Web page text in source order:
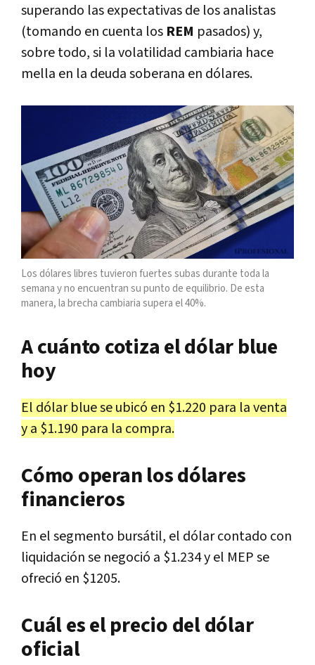
superando las expectativas de los analistas
(tomando en cuenta los REM pasados) y,
sobre todo, si la volatilidad cambiaria hace
mella en la deuda soberana en dólares.
Los dólares libres tuvieron fuertes subas durante toda la
semana y no encuentran su punto de equilibrio. De esta
manera, la brecha cambiaria supera el 40%.
A cuánto cotiza el dólar blue
hoy
El dólar blue se ubicó en $1.220 para la venta
y a $1.190 para la compra.
Cómo operan los dólares
financieros
En el segmento bursátil, el dólar contado con
liquidación se negoció a $1.234 y el MEP se
ofreció en $1205.
Cuál es el precio del dólar
oficial